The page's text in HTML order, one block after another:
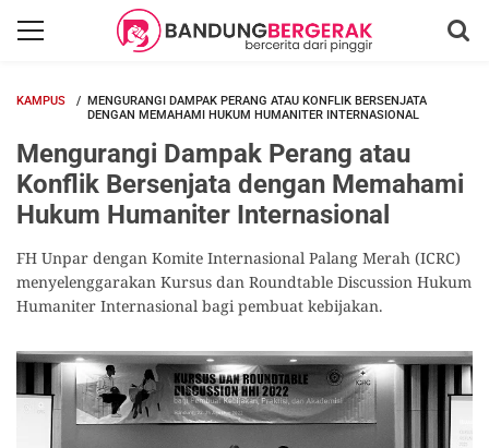
KAMPUS
MENGURANGI DAMPAK PERANG ATAU KONFLIK BERSENJATA
DENGAN MEMAHAMI HUKUM HUMANITER INTERNASIONAL
Mengurangi Dampak Perang atau
Konflik Bersenjata dengan Memahami
Hukum Humaniter Internasional
FH Unpar dengan Komite Internasional Palang Merah (ICRC)
menyelenggarakan Kursus dan Roundtable Discussion Hukum
Humaniter Internasional bagi pembuat kebijakan.